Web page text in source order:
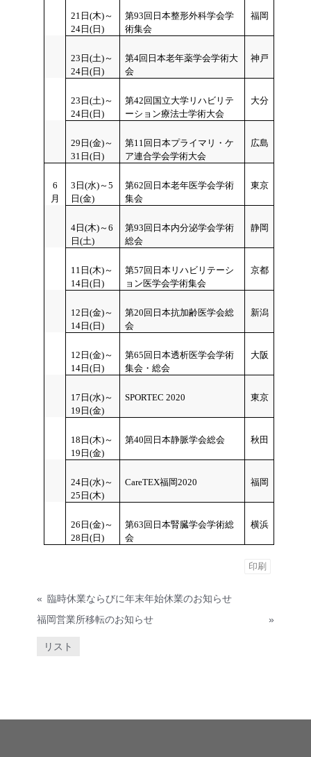
21 日(木)～
24日(日)
第93回日本整形外科学会学
術集会
福岡
23 日(土)～
24日(日)
第4回日本老年薬学会学術大
会
神戸
23 日(土)～
24日(日)
第42回国立大学リハビリテ
ーション療法士学術大会
大分
29 日(金)～
31日(日)
第11回日本プライマリ・ケ
ア連合学会学術大会
広島
6
月
3 日(水)～5
日(金)
第62回日本老年医学会学術
集会
東京
4日(木)～6
日(土)
第93回日本内分泌学会学術
総会
静岡
11 日(木)～
14日(日)
第57回日本リハビリテーシ
ョン医学会学術集会
京都
12 日(金)～
14日(日)
第20回日本抗加齢医学会総
会
新潟
12 日(金)～
14日(日)
第65回日本透析医学会学術
集会・総会
大阪
17 日(水)～
19日(金)
SPORTEC 2020 東京
18日(木)～
19日(金)
第40回日本静脈学会総会 秋田
24日(水)～
25日(木)
CareTEX福岡2020 福岡
26 日(金)～
28日(日)
第63回日本腎臓学会学術総
会
横浜
印刷
« 臨時休業ならびに年末年始休業のお知らせ
福岡営業所移転のお知らせ
»
リスト